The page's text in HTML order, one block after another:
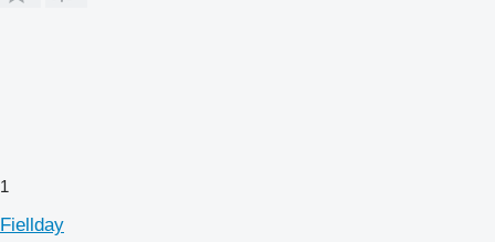
1
Fiellday